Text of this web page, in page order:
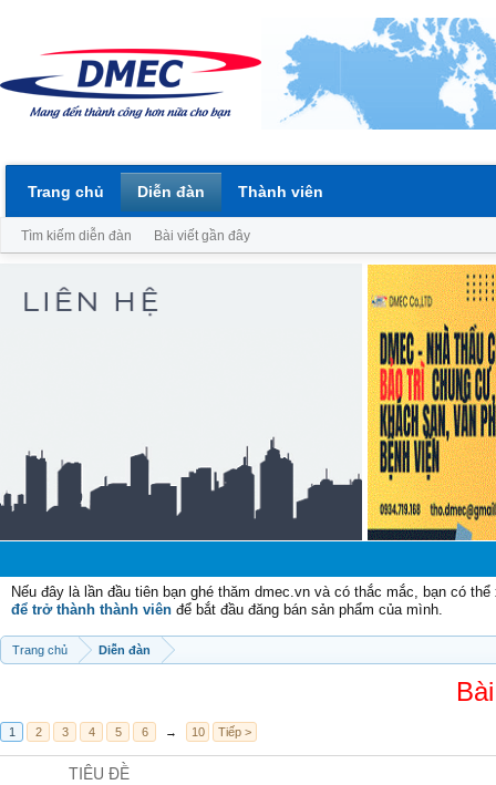
Nếu đây là lần đầu tiên bạn ghé thăm dmec.vn và có thắc mắc, bạn có
để trở thành thành viên để bắt đầu đăng bán sản phẩm của mình.
Trang chủ Diễn đàn
1 2 3 4 5 6 → 10 Tiếp >
TIÊU ĐỀ
Trang chủ Diễn đàn
Tìm kiếm diễn đàn Bài viết gần đây
Thành viên